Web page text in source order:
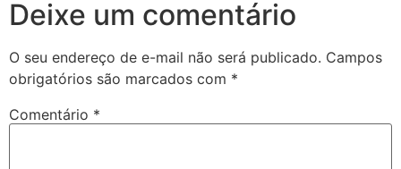
Deixe um comentário
O seu endereço de e-mail não será publicado. Campos
obrigatórios são marcados com *
Comentário *